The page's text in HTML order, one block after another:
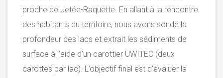
proche de Jetée-Raquette. En allant à la rencontre
des habitants du territoire, nous avons sondé la
profondeur des lacs et extrait les sédiments de
surface à l’aide d’un carottier UWITEC (deux
carottes par lac). L’objectif final est d’évaluer la